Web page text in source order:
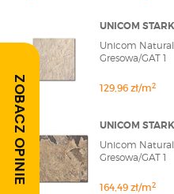
stylu z oryginalną
lat stał się synonimem
designerskiej ceramiki.
Klientom wszystkie płytki
na stronie sklepu nie
skontaktuj się z nami
wyceny lub wyślij maila na
sklep@modnydom24.pl
UNICOM
Unicom Natural
Gresowa/GAT 1
129,96 zł/m2
UNICOM
Unicom Natural
Gresowa/GAT 1
164,49 zł/m2
ZOBACZ OPINIE